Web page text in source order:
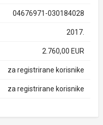
04676971-030184028
2017.
2.760,00 EUR
za registrirane korisnike
za registrirane korisnike